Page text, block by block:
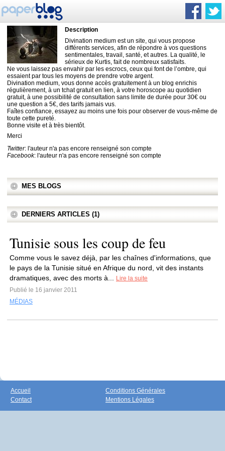
Description
Divination medium est un site, qui vous propose
différents services, afin de répondre à vos questions
sentimentales, travail, santé, et autres. La qualité, le
sérieux de Kurtis, fait de nombreux satisfaits.
Ne vous laissez pas envahir par les escrocs, ceux qui font de l’ombre, qui
essaient par tous les moyens de prendre votre argent.
Divination medium, vous donne accès gratuitement à un blog enrichis
régulièrement, à un tchat gratuit en lien, à votre horoscope au quotidien
gratuit, à une possibilité de consultation sans limite de durée pour 30€ ou
une question a 5€, des tarifs jamais vus.
Faîtes confiance, essayez au moins une fois pour observer de vous-même de
toute cette pureté.
Bonne visite et à très bientôt.
Merci
Twitter: l'auteur n'a pas encore renseigné son compte
Facebook: l'auteur n'a pas encore renseigné son compte
MES BLOGS
DERNIERS ARTICLES (1)
Tunisie sous les coup de feu
Comme vous le savez déjà, par les chaînes d'informations, que
le pays de la Tunisie situé en Afrique du nord, vit des instants
dramatiques, avec des morts à...
Lire la suite
Publié le 16 janvier 2011
MÉDIAS
Accueil
Contact
Conditions Générales
Mentions Légales